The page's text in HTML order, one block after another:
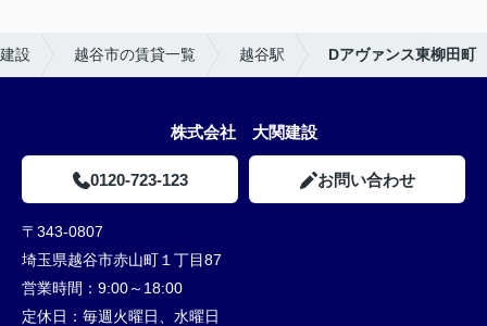
設 越谷市の賃貸一覧 越谷駅 Dアヴァンス東柳田町
株式会社 大関建設
0120-723-123 お問い合わせ
〒343-0807
埼玉県越谷市赤山町１丁目87
営業時間： 9:00～18:00
定休日： 毎週火曜日、水曜日